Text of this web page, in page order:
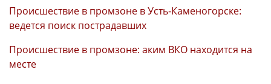
Происшествие в промзоне в Усть-Каменогорске:
ведется поиск пострадавших
Происшествие в промзоне: аким ВКО находится на
месте